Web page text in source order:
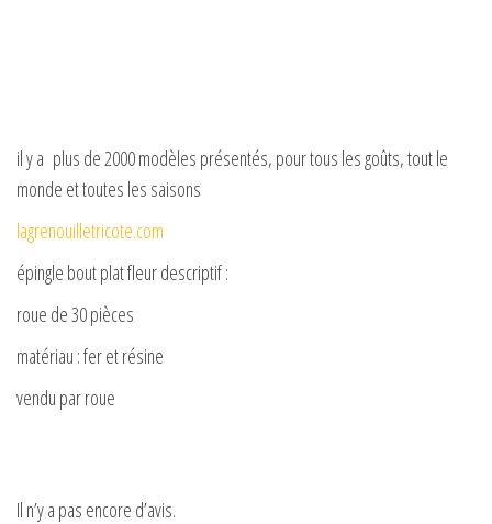
il y a plus de 2000 modèles présentés, pour tous les goûts, tout le
monde et toutes les saisons
lagrenouilletricote.com
épingle bout plat fleur descriptif :
roue de 30 pièces
matériau : fer et résine
vendu par roue
Il n’y a pas encore d’avis.